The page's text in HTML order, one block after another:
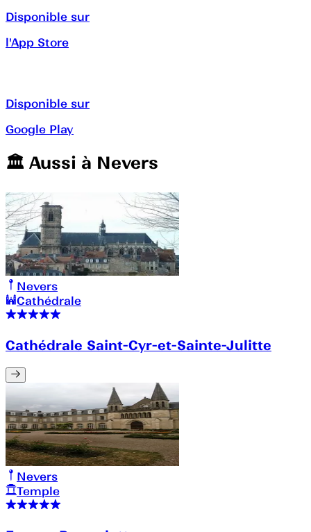
Disponible sur
l'App Store
Disponible sur
Google Play
🏛️️ Aussi à Nevers
Nevers
Cathédrale
Cathédrale Saint-Cyr-et-Sainte-Julitte
Nevers
Temple